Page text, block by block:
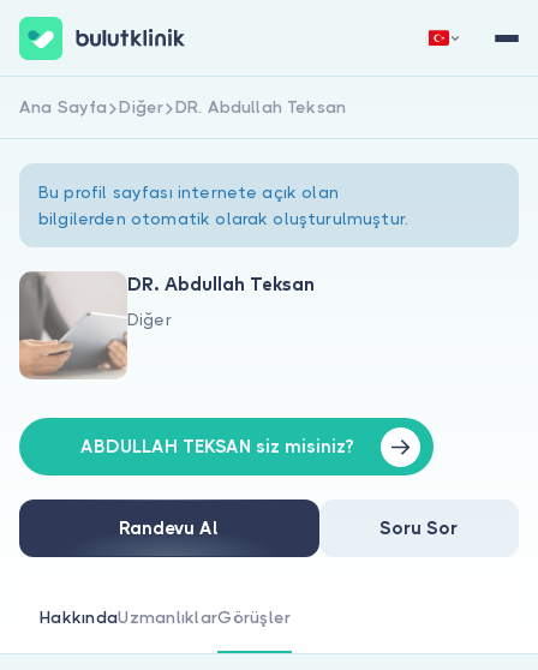
Hakkımızda
Doktorlar için
Doktor musunuz?
Hemen Kaydol
Ana Sayfa Diğer DR. Abdullah Teksan
Bu profil sayfası internete açık olan
bilgilerden otomatik olarak oluşturulmuştur.
DR. Abdullah Teksan
Diğer
ABDULLAH TEKSAN siz misiniz?
Randevu Al Soru Sor
HakkındaUzmanlıklarGörüşler